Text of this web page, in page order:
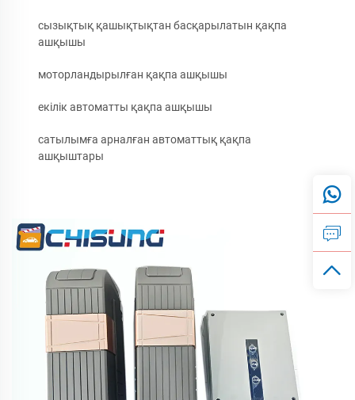
сызықтық қашықтықтан басқарылатын қақпа
ашқышы
моторландырылған қақпа ашқышы
екілік автоматты қақпа ашқышы
сатылымға арналған автоматтық қақпа
ашқыштары